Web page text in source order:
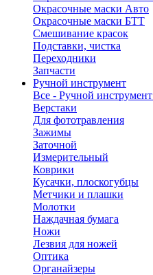
Окрасочные маски Авто
Окрасочные маски БТТ
Смешивание красок
Подставки, чистка
Переходники
Запчасти
Ручной инструмент
Все - Ручной инструмент
Верстаки
Для фототравления
Зажимы
Заточной
Измерительный
Коврики
Кусачки, плоскогубцы
Метчики и плашки
Молотки
Наждачная бумага
Ножи
Лезвия для ножей
Оптика
Органайзеры